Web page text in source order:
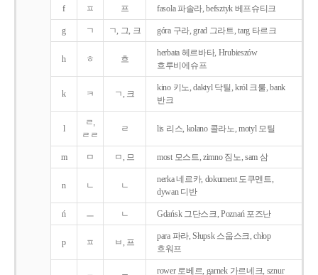
f ㅍ 프 fasola 파솔라, befsztyk 베프슈티크
g ㄱ ㄱ, 그, 크 góra 구라, grad 그라트, targ 타르크
h ㅎ 흐
herbata 헤르바타, Hrubieszów
흐루비에슈프
k ㅋ ㄱ, 크
kino 키노, daktyl 닥틸, król 크룰, bank
반크
l
ㄹ,
ㄹㄹ
ㄹ lis 리스, kolano 콜라노, motyl 모틸
m ㅁ ㅁ, 므 most 모스트, zimno 짐노, sam 삼
n ㄴ ㄴ
nerka 네르카, dokument 도쿠멘트,
dywan 디반
ń ㅡ ㄴ Gdańsk 그단스크, Poznań 포즈난
p ㅍ ㅂ, 프
para 파라, Słupsk 스웁스크, chłop
흐워프
rower 로베르, garnek 가르네크, sznur